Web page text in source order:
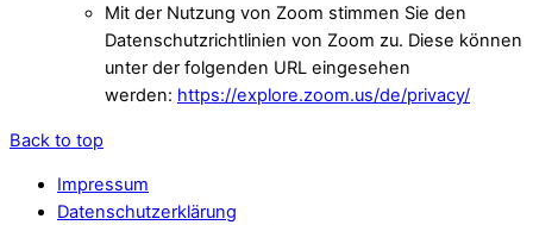
Mit der Nutzung von Zoom stimmen Sie den
Datenschutzrichtlinien von Zoom zu. Diese können
unter der folgenden URL eingesehen
werden: https://explore.zoom.us/de/privacy/
Back to top
Impressum
Datenschutzerklärung